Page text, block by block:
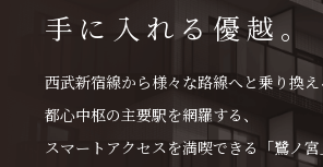
手に入れる優越。
西武新宿線から様々な路線へと乗り換
都心中枢の主要駅を網羅する、
スマートアクセスを満喫できる「鷺ノ